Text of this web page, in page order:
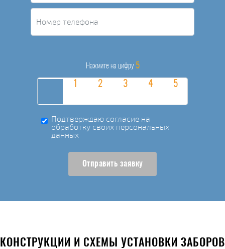
Нажмите на цифру 5
Подтверждаю согласие на
обработку своих персональных
данных
Отправить заявку
КОНСТРУКЦИИ И СХЕМЫ УСТАНОВКИ ЗАБОРОВ